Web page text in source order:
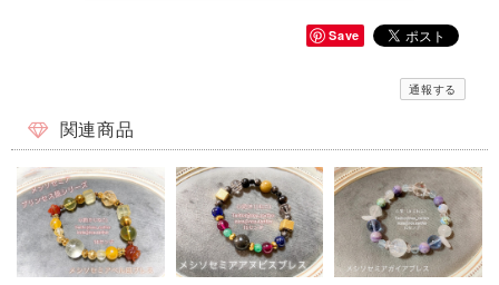
Save
通報する
関連商品